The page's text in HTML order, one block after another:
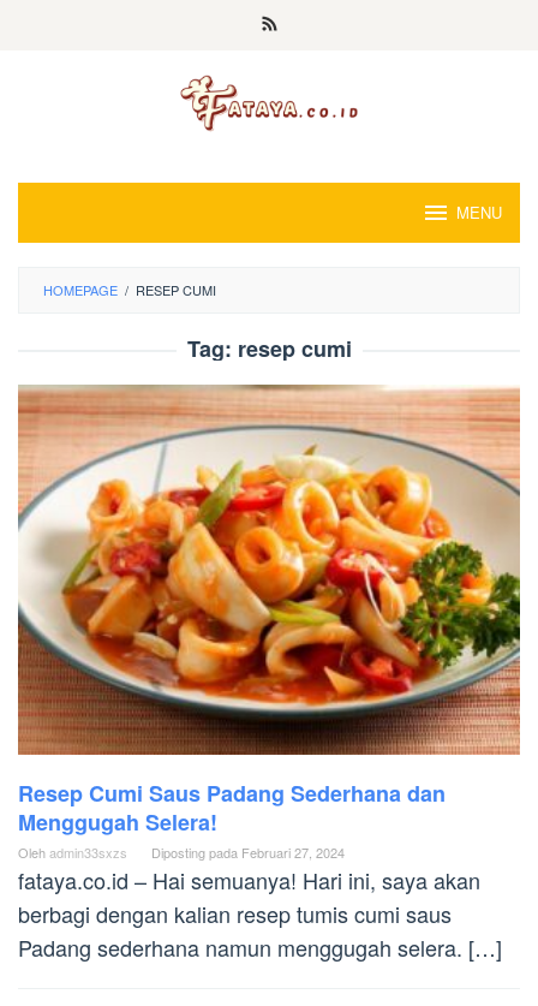
MENU
HOMEPAGE / RESEP CUMI
Tag: resep cumi
Resep Cumi Saus Padang Sederhana dan
Menggugah Selera!
Olehadmin33sxzs Diposting pada Februari 27, 2024
fataya.co.id – Hai semuanya! Hari ini, saya akan
berbagi dengan kalian resep tumis cumi saus
Padang sederhana namun menggugah selera. […]